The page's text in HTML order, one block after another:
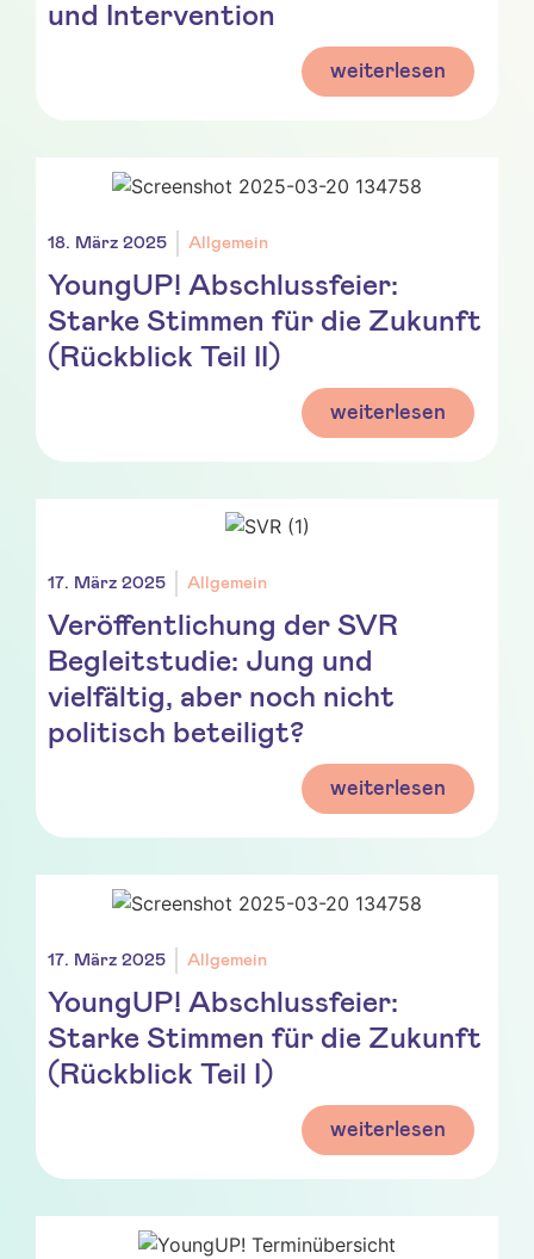
und Intervention
weiterlesen
18. März 2025 Allgemein
YoungUP! Abschlussfeier:
Starke Stimmen für die Zukunft
(Rückblick Teil II)
weiterlesen
17. März 2025 Allgemein
Veröffentlichung der SVR
Begleitstudie: Jung und
vielfältig, aber noch nicht
politisch beteiligt?
weiterlesen
17. März 2025 Allgemein
YoungUP! Abschlussfeier:
Starke Stimmen für die Zukunft
(Rückblick Teil I)
weiterlesen